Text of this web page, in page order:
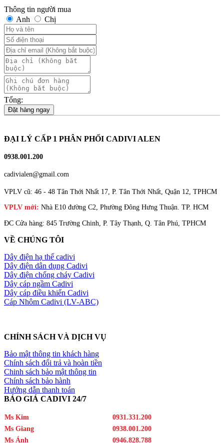
Thông tin người mua
Anh
Chị
Tổng:
Đặt hàng ngay
ĐẠI LÝ CẤP 1 PHÂN PHỐI CADIVI ALEN
0938.001.200
cadivialen@gmail.com
VPLV cũ: 46 - 48 Tân Thới Nhất 17, P. Tân Thới Nhất, Quận 12, TPHCM
VPLV mới: Nhà E10 đường C2, Phường Đông Hưng Thuận. TP. HCM
ĐC Cửa hàng: 845 Trường Chinh, P. Tây Thạnh, Q. Tân Phú, TPHCM
VỀ CHÚNG TÔI
Dây điện hạ thế cadivi
Dây điện dân dụng Cadivi
Dây điện chống cháy Cadivi
Dây cáp ngầm Cadivi
Dây cáp điều khiển Cadivi
Cáp Nhôm Cadivi (LV-ABC)
CHÍNH SÁCH VÀ DỊCH VỤ
Bảo mật thông tin khách hàng
Chính sách đổi trả và hoàn tiền
Chinh sách bảo mật thông tin
Chính sách bảo hành
Hướng dẫn thanh toán
BÁO GIÁ CADIVI 24/7
Ms Kim
0931.331.200
Ms Giang
0938.001.200
Ms Ánh
0946.828.788